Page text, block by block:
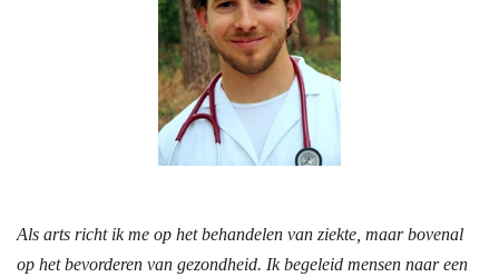
Als arts richt ik me op het behandelen van ziekte, maar bovenal
op het bevorderen van gezondheid. Ik begeleid mensen naar een